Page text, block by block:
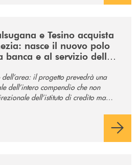
e Tesino acquista
nasce il nuovo polo
banca e al servizio della
dell’area: il progetto prevedrà una
dell’intero compendio che non
dell’istituto di credito ma